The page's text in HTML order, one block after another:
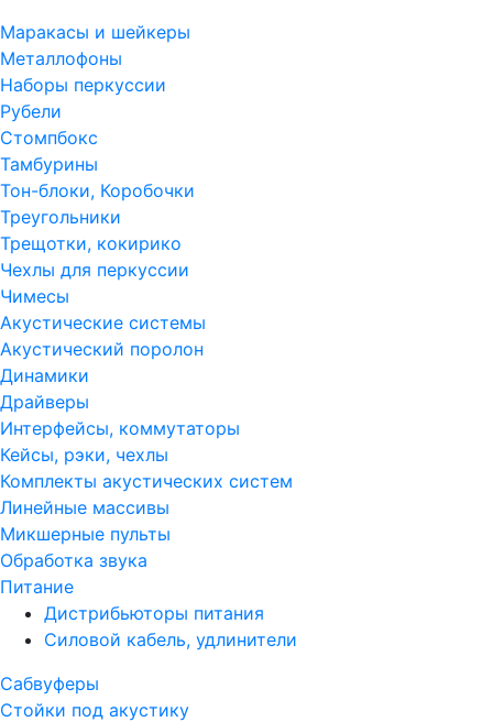
Маракасы и шейкеры
Металлофоны
Наборы перкуссии
Рубели
Стомпбокс
Тамбурины
Тон-блоки, Коробочки
Треугольники
Трещотки, кокирико
Чехлы для перкуссии
Чимесы
Акустические системы
Акустический поролон
Динамики
Драйверы
Интерфейсы, коммутаторы
Кейсы, рэки, чехлы
Комплекты акустических систем
Линейные массивы
Микшерные пульты
Обработка звука
Питание
Дистрибьюторы питания
Силовой кабель, удлинители
Сабвуферы
Стойки под акустику